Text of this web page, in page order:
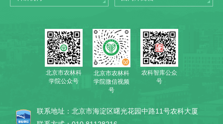
北京市农林科
学院公众号
北京市农林科
学院微信视频
号
农科智库公众
号
联系地址：北京市海淀区曙光花园中路11号农科大厦